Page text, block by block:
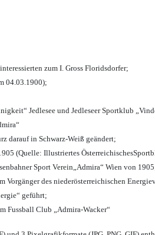
zum I. Gross Floridsdorfer;
04.03.1900);
Jedlesee und Jedleseer Sportklub
darauf in Schwarz-Weiß geändert;
(Quelle: Illustriertes
Sport Verein„Admira“ Wien von
Vorgänger des niederösterreichischen
geführt;
Fussball Club „Admira-Wacker“